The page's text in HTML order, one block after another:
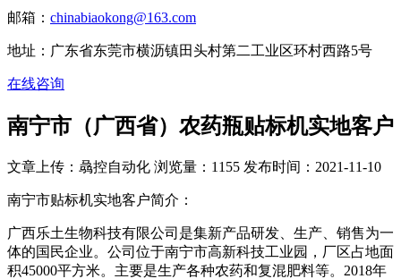
邮箱： chinabiaokong@163.com
地址：广东省东莞市横沥镇田头村第二工业区环村西路5号
在线咨询
南宁市（广西省）农药瓶贴标机实地客户
文章上传：骉控自动化 浏览量：1155 发布时间：2021-11-10
南宁市贴标机实地客户简介：
广西乐土生物科技有限公司是集新产品研发、生产、销售为一
体的国民企业。公司位于南宁市高新科技工业园，厂区占地面
积45000平方米。主要是生产各种农药和复混肥料等。2018年